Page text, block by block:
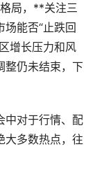
局，**关注三
能否“止跌回
增长压力和风
整仍未结束，下
对于行情、配
大多数热点，往